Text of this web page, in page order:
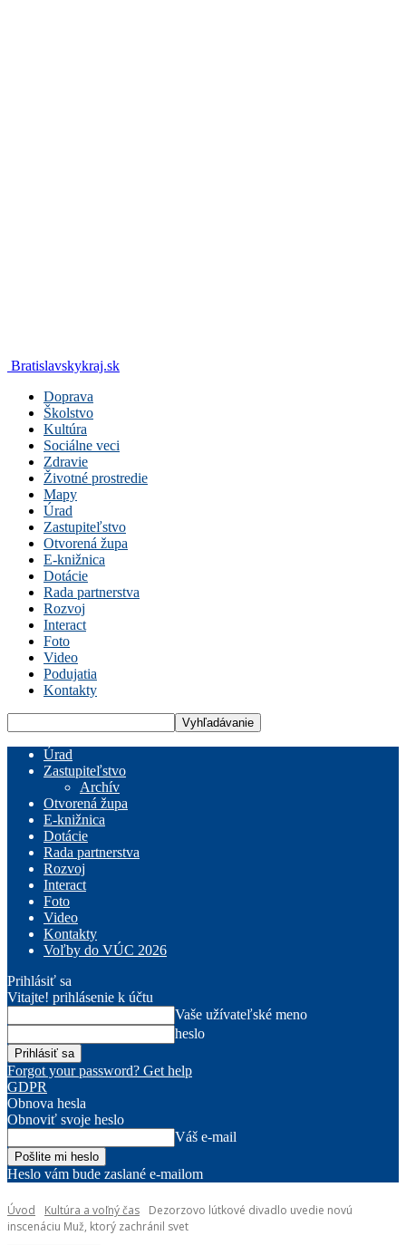
Bratislavskykraj.sk
Doprava
Školstvo
Kultúra
Sociálne veci
Zdravie
Životné prostredie
Mapy
Úrad
Zastupiteľstvo
Otvorená župa
E-knižnica
Dotácie
Rada partnerstva
Rozvoj
Interact
Foto
Video
Podujatia
Kontakty
Úrad
Zastupiteľstvo
Archív
Otvorená župa
E-knižnica
Dotácie
Rada partnerstva
Rozvoj
Interact
Foto
Video
Kontakty
Voľby do VÚC 2026
Prihlásiť sa
Vitajte! prihlásenie k účtu
Vaše užívateľské meno
heslo
Forgot your password? Get help
GDPR
Obnova hesla
Obnoviť svoje heslo
Váš e-mail
Heslo vám bude zaslané e-mailom
Úvod Kultúra a voľný čas
Dezorzovo lútkové divadlo uvedie novú
inscenáciu Muž, ktorý zachránil svet